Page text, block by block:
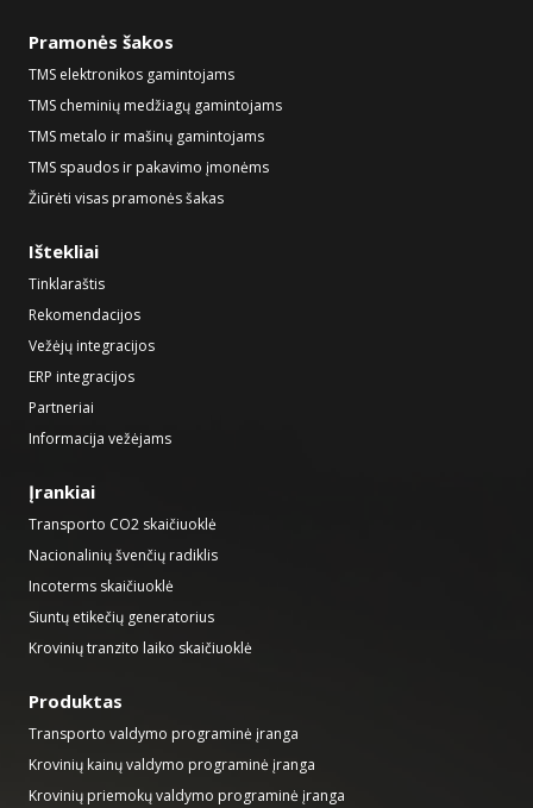
Pramonės šakos
TMS elektronikos gamintojams
TMS cheminių medžiagų gamintojams
TMS metalo ir mašinų gamintojams
TMS spaudos ir pakavimo įmonėms
Žiūrėti visas pramonės šakas
Ištekliai
Tinklaraštis
Rekomendacijos
Vežėjų integracijos
ERP integracijos
Partneriai
Informacija vežėjams
Įrankiai
Transporto CO2 skaičiuoklė
Nacionalinių švenčių radiklis
Incoterms skaičiuoklė
Siuntų etikečių generatorius
Krovinių tranzito laiko skaičiuoklė
Produktas
Transporto valdymo programinė įranga
Krovinių kainų valdymo programinė įranga
Krovinių priemokų valdymo programinė įranga